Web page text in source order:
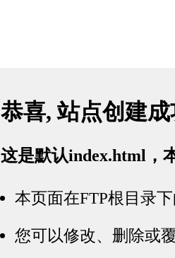
恭喜, 站点创建
这是默认index.html，
本页面在FTP根目录
您可以修改、删除或